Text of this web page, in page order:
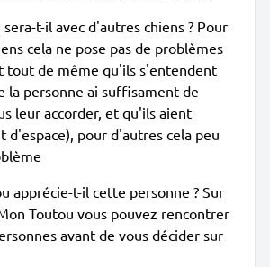
t-il avec d'autres chiens ? Pour
cela ne pose pas de problèmes
tout de même qu'ils s'entendent
la personne ai suffisament de
leur accorder, et qu'ils aient
d'espace), pour d'autres cela peu
apprécie-t-il cette personne ? Sur
Toutou vous pouvez rencontrer
avant de vous décider sur